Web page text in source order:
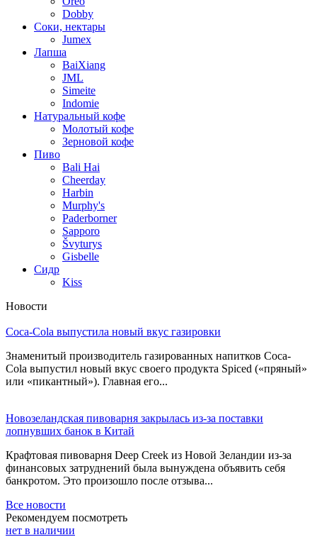
Dobby
Соки, нектары
Jumex
Лапша
BaiXiang
JML
Simeite
Indomie
Натуральный кофе
Молотый кофе
Зерновой кофе
Пиво
Bali Hai
Cheerday
Harbin
Murphy's
Paderborner
Sapporo
Švyturys
Gisbelle
Сидр
Kiss
Новости
Coca-Cola выпустила новый вкус газировки
Знаменитый производитель газированных напитков Coca-
Cola выпустил новый вкус своего продукта Spiced («пряный»
или «пикантный»). Главная его...
Новозеландская пивоварня закрылась из-за поставки
лопнувших банок в Китай
Крафтовая пивоварня Deep Creek из Новой Зеландии из-за
финансовых затруднений была вынуждена объявить себя
банкротом. Это произошло после отзыва...
Все новости
Рекомендуем посмотреть
нет в наличии